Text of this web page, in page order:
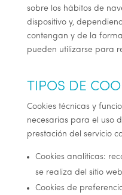
sobre los hábitos de
dispositivo y,
contengan y de la
pueden utilizarse para
TIPOS DE
Cookies técnicas y
necesarias para el uso
prestación del servicio
Cookies analíticas:
se realiza del sitio
Cookies de